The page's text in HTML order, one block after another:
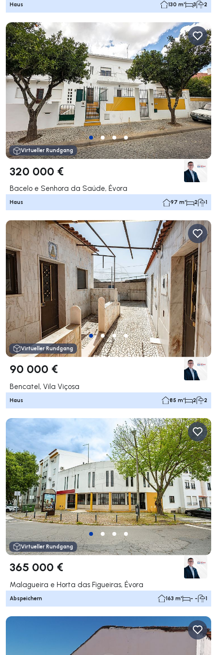
Haus 130 m² 3 2
Virtueller Rundgang
320 000 €
Bacelo e Senhora da Saúde, Évora
Haus 97 m² 2 1
Virtueller Rundgang
90 000 €
Bencatel, Vila Viçosa
Haus 85 m² 2 2
Virtueller Rundgang
365 000 €
Malagueira e Horta das Figueiras, Évora
Abspeichern 163 m² - - 1